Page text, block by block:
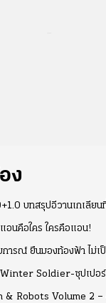
ง
บทสรุปอีวานเกเลียน
นคือใคร ใครคือแอน!
ารณ์ ยืนมองท้องฟ้า ไม่เ
Soldier-ซุปเปอ
& Robots Volume 2 –